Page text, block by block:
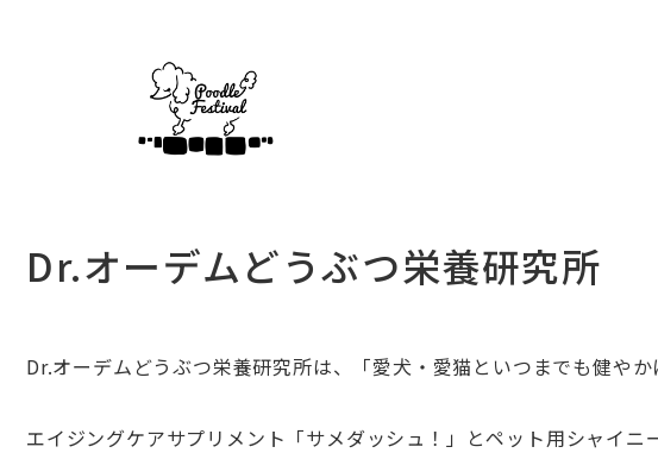
Dr.オーデムどうぶつ栄養研究所
Dr.オーデムどうぶつ栄養研究所は、「愛犬・愛猫といつまでも健や
エイジングケアサプリメント「サメダッシュ！」とペット用シャイ